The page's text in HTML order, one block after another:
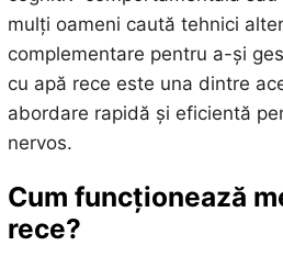
mulți oameni caută tehnici
complementare pentru a-și
cu apă rece este una dintre
abordare rapidă și eficientă
nervos.
Cum funcționează
rece?